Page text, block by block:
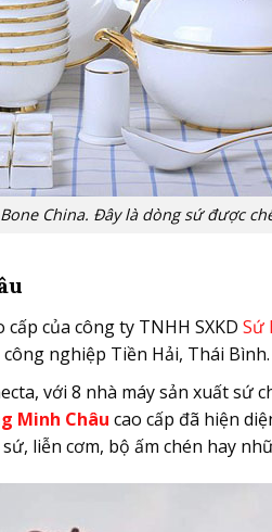
China. Đây là dòng sứ được
cấp của công ty TNHH SXKD Sứ
nghiệp Tiền Hải, Thái Bình.
với 8 nhà máy sản xuất
Minh Châu cao cấp đã hiện
liễn cơm, bộ ấm chén hay